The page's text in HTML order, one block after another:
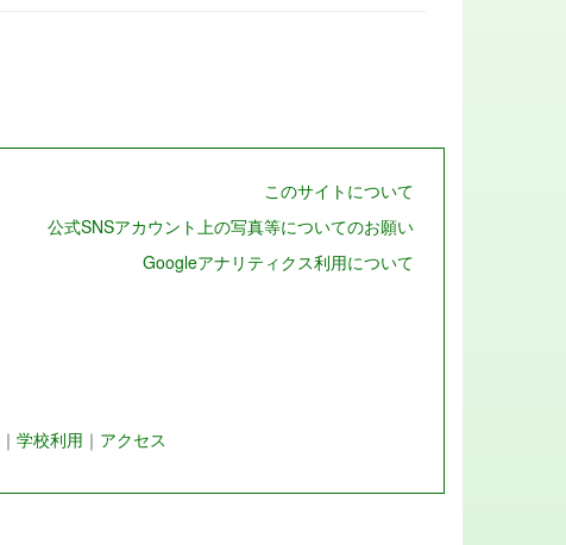
このサイトについて
公式SNSアカウント上の写真等についてのお願い
Googleアナリティクス利用について
｜ 学校利用 ｜ アクセス